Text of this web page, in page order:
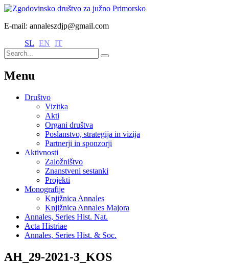
E-mail: annaleszdjp@gmail.com
SL EN IT
Menu
Društvo
Vizitka
Akti
Organi društva
Poslanstvo, strategija in vizija
Partnerji in sponzorji
Aktivnosti
Založništvo
Znanstveni sestanki
Projekti
Monografije
Knjižnica Annales
Knjižnica Annales Majora
Annales, Series Hist. Nat.
Acta Histriae
Annales, Series Hist. & Soc.
AH_29-2021-3_KOS